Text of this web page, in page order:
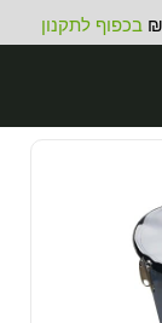
בכפוף לתקנון